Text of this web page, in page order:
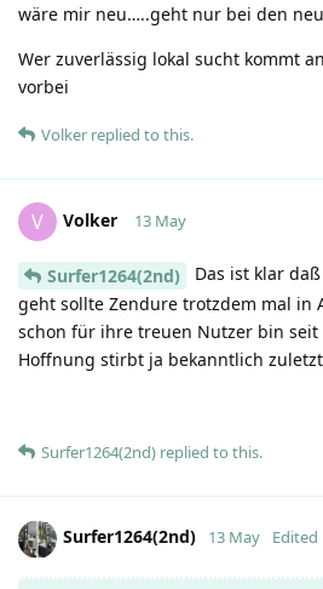
wäre mir neu…..geht nur bei den
Wer zuverlässig lokal sucht kommt
vorbei
Volker replied to this.
V Volker 13 May
Surfer1264(2nd)
Das ist klar
geht sollte Zendure trotzdem mal in
schon für ihre treuen Nutzer bin seit
Hoffnung stirbt ja bekanntlich zuletzt
Surfer1264(2nd) replied to this.
Surfer1264(2nd) 13 May Edited